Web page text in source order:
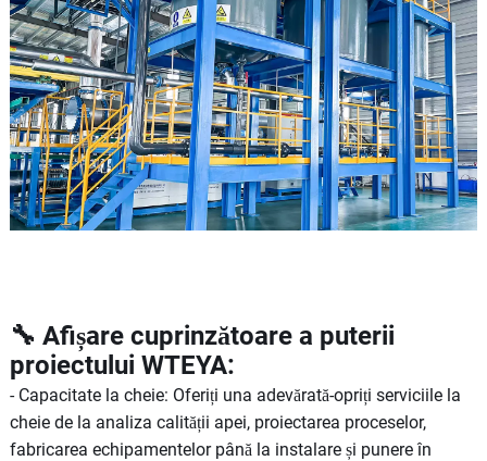
🔧 Afișare cuprinzătoare a puterii
proiectului WTEYA:
- Capacitate la cheie: Oferiți una adevărată-opriți serviciile la
cheie de la analiza calității apei, proiectarea proceselor,
fabricarea echipamentelor până la instalare și punere în